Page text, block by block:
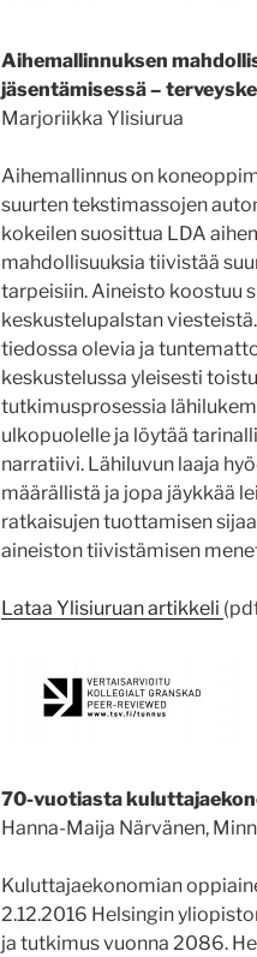
Aihemallinnuksen
jäsentämisessä –
Marjoriikka Ylisiurua
Aihemallinnus on
suurten tekstimassojen
kokeilen suosittua LDA­
mahdollisuuksia tiivistää
tarpeisiin. Aineisto koostuu
keskustelupalstan
tiedossa olevia ja
keskustelussa yleisesti
tutkimusprosessia
ulkopuolelle ja löytää
narratiivi. Lähiluvun laaja
määrällistä ja jopa jäykkää
ratkaisujen tuottamisen
aineiston tiivistämisen
Lataa Ylisiuruan artikkeli
70­-vuotiasta
Hanna­-Maija Närvänen,
Kuluttajaekonomian
2.12.2016 Helsingin
ja tutkimus vuonna 2086.